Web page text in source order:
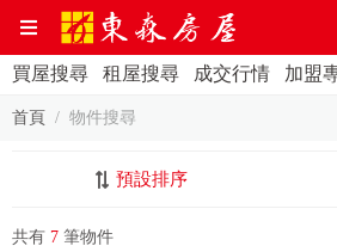
買屋搜尋 租屋搜尋 成交行情 加盟
首頁 物件搜尋
預設排序
共有 7 筆物件